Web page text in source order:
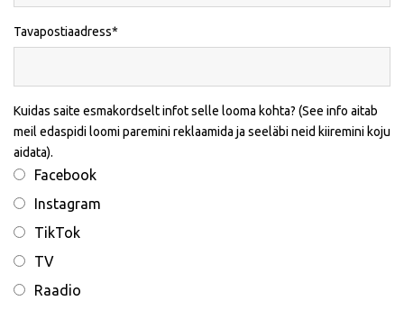
Tavapostiaadress
Kuidas saite esmakordselt infot selle looma kohta? (See info aitab
meil edaspidi loomi paremini reklaamida ja seeläbi neid kiiremini koju
aidata).
Facebook
Instagram
TikTok
TV
Raadio